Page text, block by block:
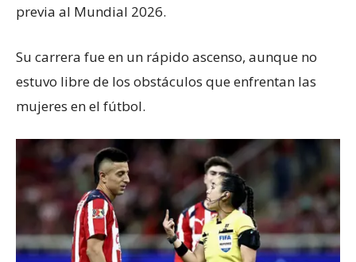
previa al Mundial 2026.
Su carrera fue en un rápido ascenso, aunque no
estuvo libre de los obstáculos que enfrentan las
mujeres en el fútbol.